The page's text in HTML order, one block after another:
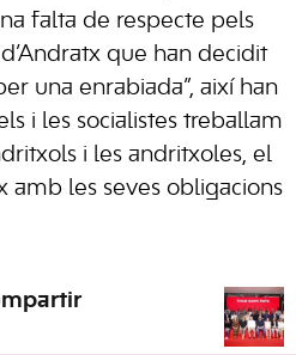
falta de respecte pels
que han decidit
una enrabiada”, així han
i les socialistes treballam
i les andritxoles, el
amb les seves obligacions